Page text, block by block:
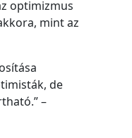
optimizmus
mint az
de
–